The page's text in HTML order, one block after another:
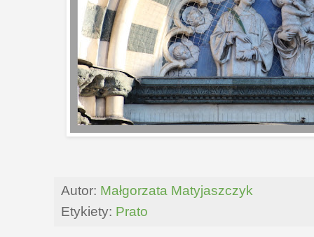
Autor: Małgorzata Matyjaszczyk
Etykiety: Prato